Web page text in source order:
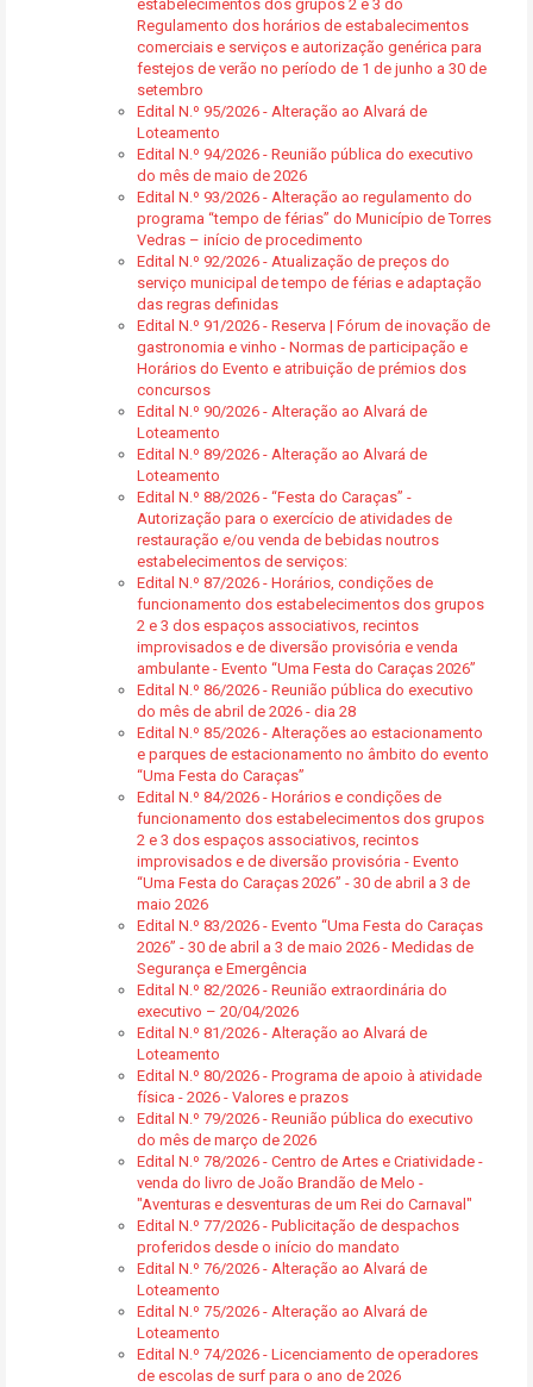
estabelecimentos dos grupos 2 e 3 do
Regulamento dos horários de estabalecimentos
comerciais e serviços e autorização genérica para
festejos de verão no período de 1 de junho a 30 de
setembro
Edital N.º 95/2026 - Alteração ao Alvará de
Loteamento
Edital N.º 94/2026 - Reunião pública do executivo
do mês de maio de 2026
Edital N.º 93/2026 - Alteração ao regulamento do
programa “tempo de férias” do Município de Torres
Vedras – início de procedimento
Edital N.º 92/2026 - Atualização de preços do
serviço municipal de tempo de férias e adaptação
das regras definidas
Edital N.º 91/2026 - Reserva | Fórum de inovação de
gastronomia e vinho - Normas de participação e
Horários do Evento e atribuição de prémios dos
concursos
Edital N.º 90/2026 - Alteração ao Alvará de
Loteamento
Edital N.º 89/2026 - Alteração ao Alvará de
Loteamento
Edital N.º 88/2026 - “Festa do Caraças” -
Autorização para o exercício de atividades de
restauração e/ou venda de bebidas noutros
estabelecimentos de serviços:
Edital N.º 87/2026 - Horários, condições de
funcionamento dos estabelecimentos dos grupos
2 e 3 dos espaços associativos, recintos
improvisados e de diversão provisória e venda
ambulante - Evento “Uma Festa do Caraças 2026”
Edital N.º 86/2026 - Reunião pública do executivo
do mês de abril de 2026 - dia 28
Edital N.º 85/2026 - Alterações ao estacionamento
e parques de estacionamento no âmbito do evento
“Uma Festa do Caraças”
Edital N.º 84/2026 - Horários e condições de
funcionamento dos estabelecimentos dos grupos
2 e 3 dos espaços associativos, recintos
improvisados e de diversão provisória - Evento
“Uma Festa do Caraças 2026” - 30 de abril a 3 de
maio 2026
Edital N.º 83/2026 - Evento “Uma Festa do Caraças
2026” - 30 de abril a 3 de maio 2026 - Medidas de
Segurança e Emergência
Edital N.º 82/2026 - Reunião extraordinária do
executivo – 20/04/2026
Edital N.º 81/2026 - Alteração ao Alvará de
Loteamento
Edital N.º 80/2026 - Programa de apoio à atividade
física - 2026 - Valores e prazos
Edital N.º 79/2026 - Reunião pública do executivo
do mês de março de 2026
Edital N.º 78/2026 - Centro de Artes e Criatividade -
venda do livro de João Brandão de Melo -
"Aventuras e desventuras de um Rei do Carnaval"
Edital N.º 77/2026 - Publicitação de despachos
proferidos desde o início do mandato
Edital N.º 76/2026 - Alteração ao Alvará de
Loteamento
Edital N.º 75/2026 - Alteração ao Alvará de
Loteamento
Edital N.º 74/2026 - Licenciamento de operadores
de escolas de surf para o ano de 2026